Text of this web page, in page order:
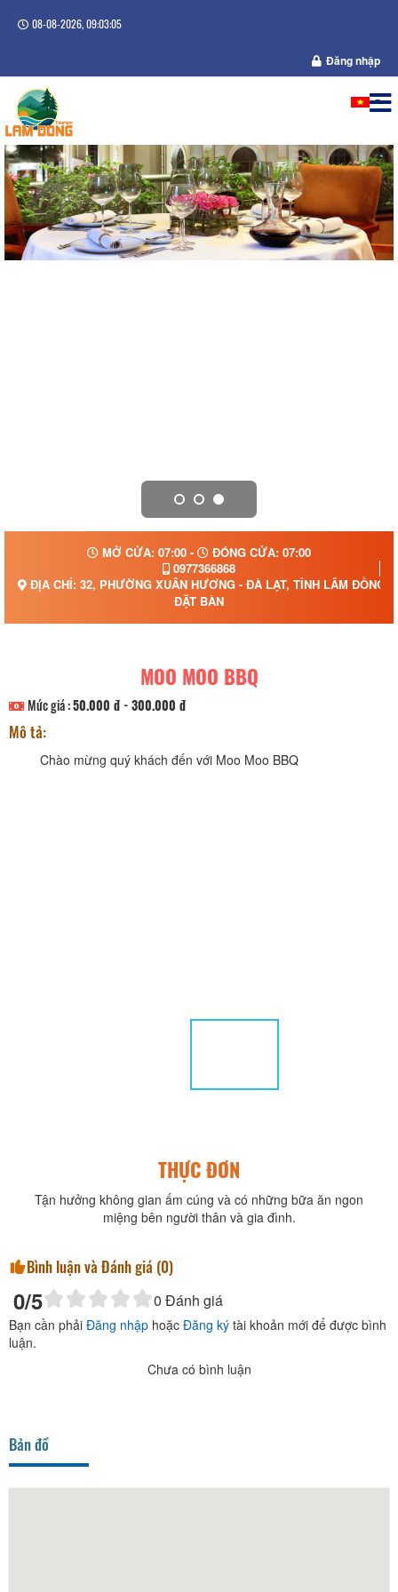
08-08-2026, 09:03:05
Đăng nhập
MỞ CỬA: 07:00 -
ĐÓNG CỬA: 07:00
0977366868
ĐỊA CHỈ: 32, PHƯỜNG XUÂN HƯƠNG - ĐÀ LẠT, TỈNH LÂM ĐỒNG
ĐẶT BÀN
MOO MOO BBQ
Mức giá :50.000 đ - 300.000 đ
Mô tả:
Chào mừng quý khách đến với Moo Moo BBQ
THỰC ĐƠN
Tận hưởng không gian ấm cúng và có những bữa ăn ngon
miệng bên người thân và gia đình.
Bình luận và Đánh giá (0)
0/5 0 Đánh giá
Bạn cần phải Đăng nhập hoặc Đăng ký tài khoản mới để được bình
luận.
Chưa có bình luận
Bản đồ